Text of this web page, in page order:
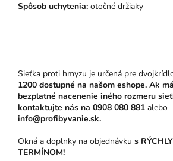
Spôsob uchytenia: otočné držiaky
Sieťka proti hmyzu je určená pre
1200 dostupné na našom eshope. Ak
bezplatné nacenenie iného rozmeru
kontaktujte nás na 0908 080 881 alebo
info@profibyvanie.sk.
Okná a doplnky na objednávku s
TERMÍNOM!